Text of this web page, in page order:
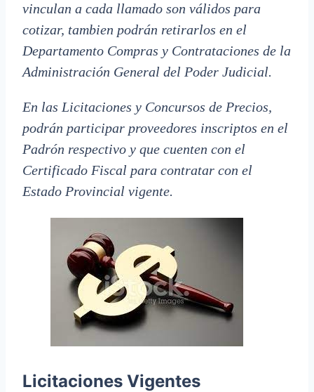
vinculan a cada llamado son válidos para
cotizar, tambien podrán retirarlos en el
Departamento Compras y Contrataciones de la
Administración General del Poder Judicial.
En las Licitaciones y Concursos de Precios,
podrán participar proveedores inscriptos en el
Padrón respectivo y que cuenten con el
Certificado Fiscal para contratar con el
Estado Provincial vigente.
Licitaciones Vigentes